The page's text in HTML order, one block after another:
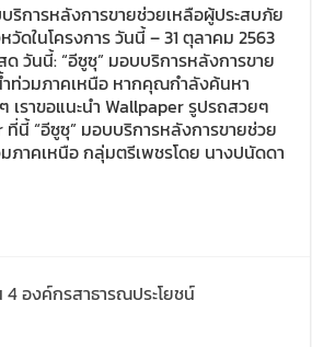
ริการหลังการขายช่วยเหลือผู้ประสบภัย
วัดในโครงการ วันนี้ – 31 ตุลาคม 2563
วันนี้: “อีซูซุ” มอบบริการหลังการขาย
ท่วมภาคเหนือ หากคุณกำลังค้นหา
เราขอแนะนำ Wallpaper รูปรถสวยๆ
นี้ “อีซูซุ” มอบบริการหลังการขายช่วย
ภาคเหนือ กลุ่มตรีเพชรโดย นางปนัดดา
องค์กรสาธารณประโยชน์